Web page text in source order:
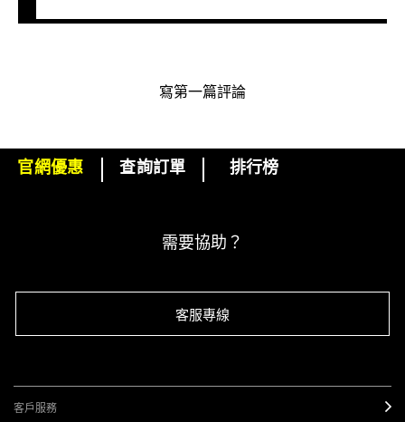
寫第一篇評論
下單即可挑選精美小贈品！
官網優惠 查詢訂單 排行榜
需要協助？
客服專線
客戶服務